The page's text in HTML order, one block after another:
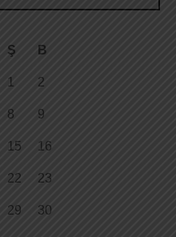
Ş B
1 2
8 9
15 16
22 23
29 30